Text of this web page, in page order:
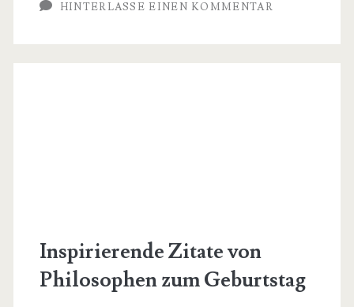
fur
HINTERLASSE EINEN KOMMENTAR
Inspirierende Zitate von
Philosophen zum Geburtstag